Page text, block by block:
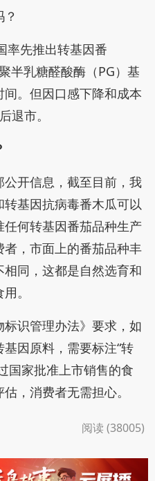
率先推出转基因番
半乳糖醛酸酶（PG）基
。但因口感下降和成本
退市。
公开信息，截至目前，我
基因抗病毒番木瓜可以
何转基因番茄品种生产
，市面上的番茄品种丰
同，这都是自然选育和
。
识管理办法》要求，如
因原料，需要标注“转
国家批准上市销售的食
，消费者无需担心。
阅读 (38005)